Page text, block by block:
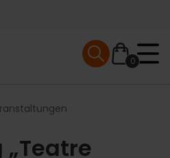
0
Mobile menu